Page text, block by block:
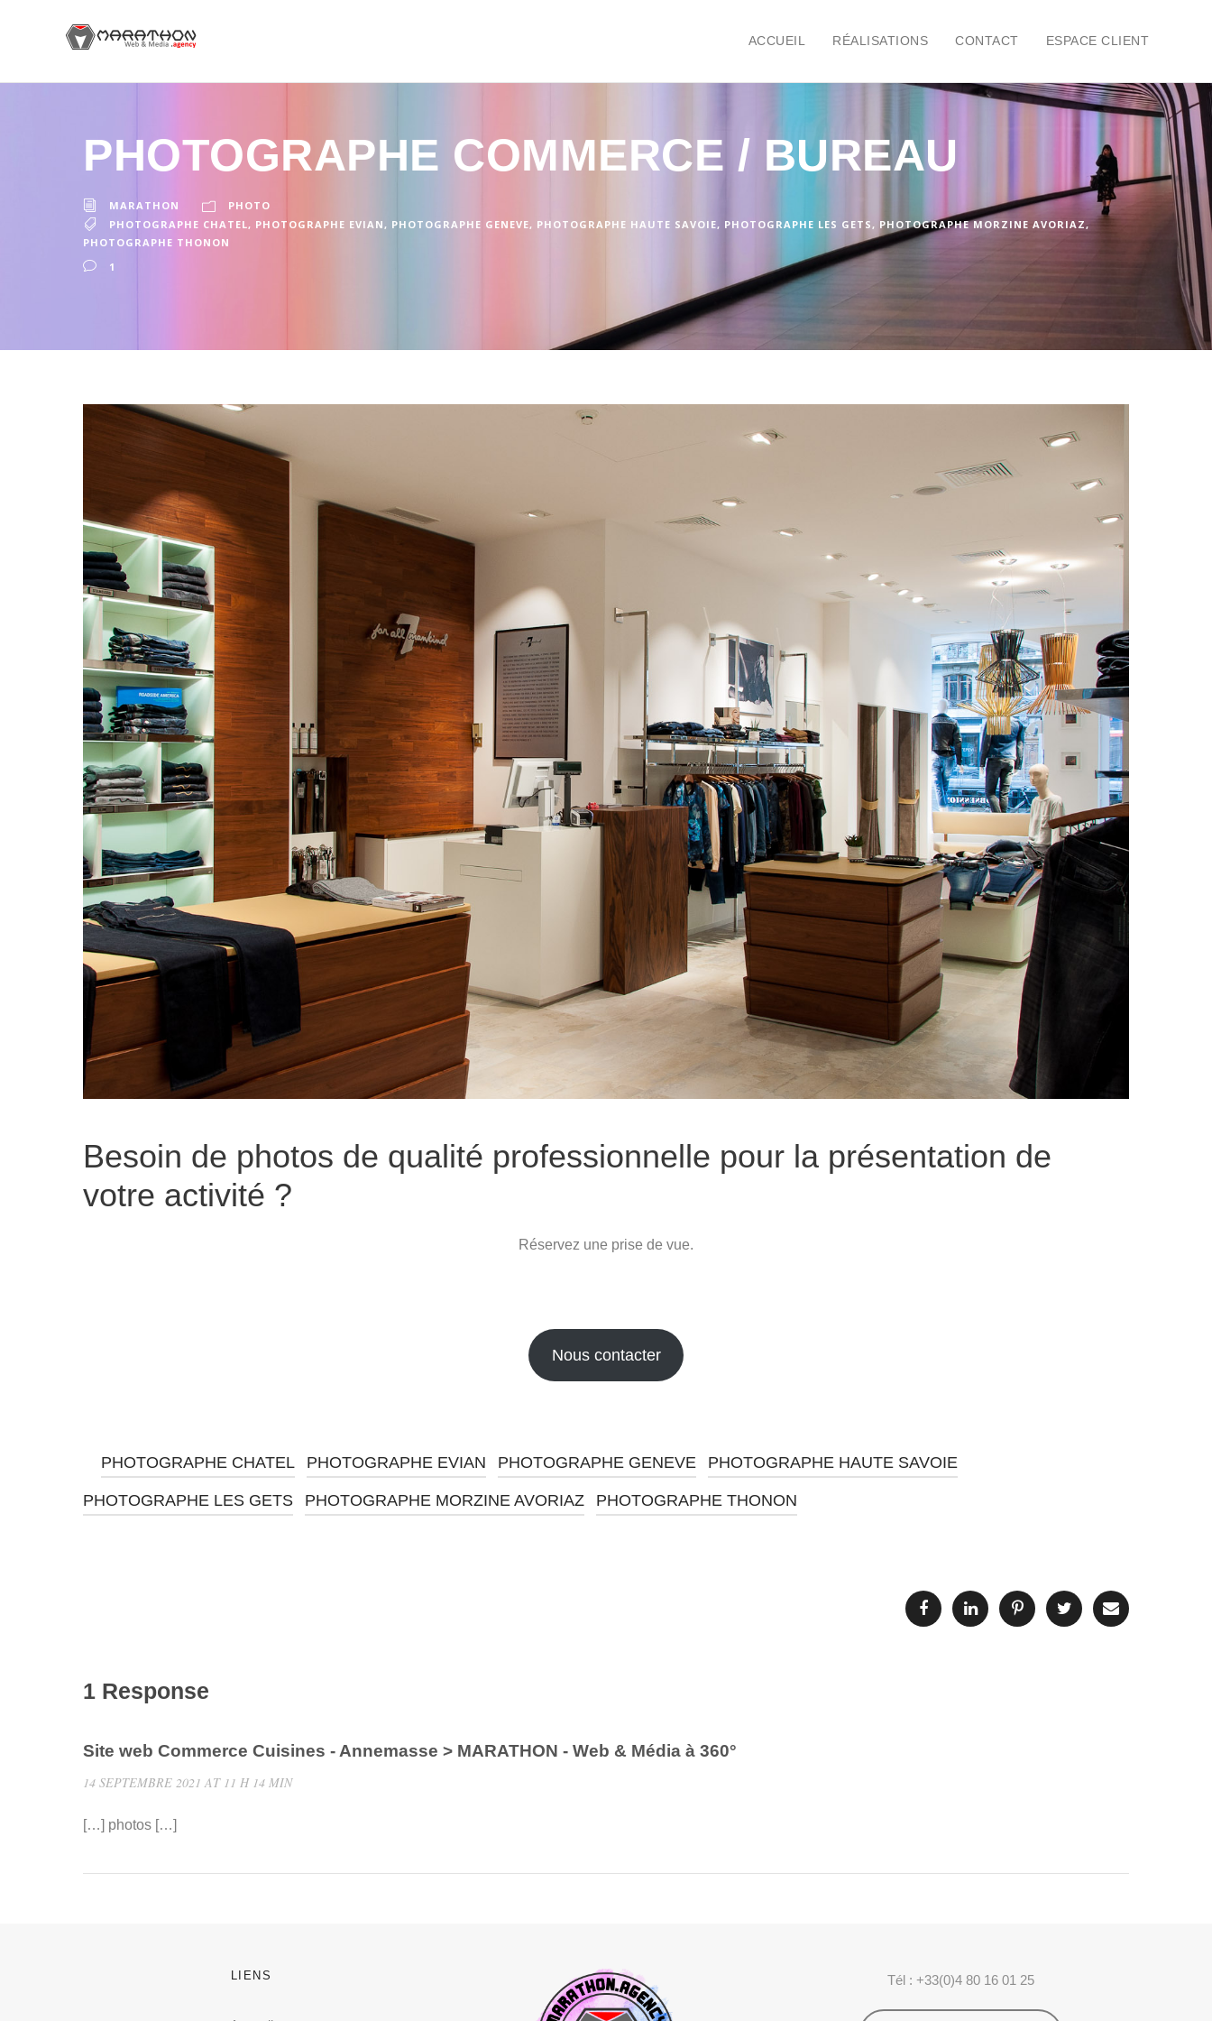
ACCUEIL RÉALISATIONS CONTACT ESPACE CLIENT
PHOTOGRAPHE COMMERCE / BUREAU
MARATHON
PHOTO
PHOTOGRAPHE CHATEL, PHOTOGRAPHE EVIAN, PHOTOGRAPHE GENEVE, PHOTOGRAPHE HAUTE SAVOIE, PHOTOGRAPHE LES GETS, PHOTOGRAPHE MORZINE AVORIAZ,
PHOTOGRAPHE THONON
1
Besoin de photos de qualité professionnelle pour la présentation de
votre activité ?
Réservez une prise de vue.
Nous contacter
PHOTOGRAPHE CHATEL PHOTOGRAPHE EVIAN PHOTOGRAPHE GENEVE PHOTOGRAPHE HAUTE SAVOIE
PHOTOGRAPHE LES GETS PHOTOGRAPHE MORZINE AVORIAZ PHOTOGRAPHE THONON
1 Response
Site web Commerce Cuisines - Annemasse > MARATHON - Web & Média à 360°
14 SEPTEMBRE 2021 AT 11 H 14 MIN
[…] photos […]
LIENS Tél : +33(0)4 80 16 01 25